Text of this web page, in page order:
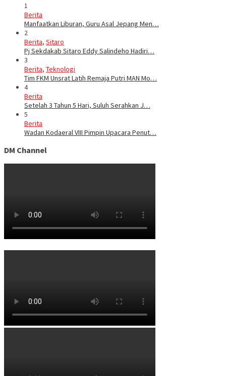
1
Berita
Manfaatkan Liburan, Guru Asal Jepang Men…
2
Berita, Sitaro
Pj Sekdakab Sitaro Eddy Salindeho Hadiri…
3
Berita, Teknologi
Tim FKM Unsrat Latih Remaja Putri MAN Mo…
4
Berita
Setelah 3 Tahun 5 Hari, Suluh Serahkan J…
5
Berita
Wadan Kodaeral VIII Pimpin Upacara Penut…
DM Channel